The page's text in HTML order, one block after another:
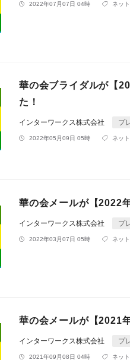
2022年07月07日 04時 ネッ
華の会ブライダルが【
た！
インターワークス株式会社 プ
2022年05月09日 05時 ネッ
華の会メールが【2022
インターワークス株式会社 プ
2022年03月07日 05時 ネッ
華の会メールが【2021
インターワークス株式会社 プ
2021年09月08日 04時 ネッ